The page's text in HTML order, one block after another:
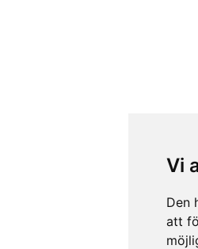
Vi
Den
att